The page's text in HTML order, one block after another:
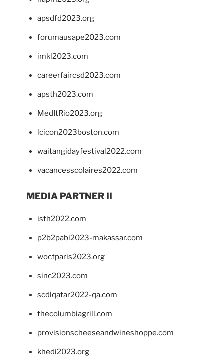
apsdfd2023.org
forumausape2023.com
imkl2023.com
careerfaircsd2023.com
apsth2023.com
MedItRio2023.org
lcicon2023boston.com
waitangidayfestival2022.com
vacancesscolaires2022.com
MEDIA PARTNER II
isth2022.com
p2b2pabi2023-makassar.com
wocfparis2023.org
sinc2023.com
scdlqatar2022-qa.com
thecolumbiagrill.com
provisionscheeseandwineshoppe.com
khedi2023.org